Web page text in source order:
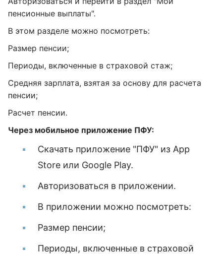
пенсионные выплаты".
В этом разделе можно посмотреть:
Размер пенсии;
Периоды, включенные в страховой стаж;
Средняя зарплата, взятая за основу для расчета
пенсии;
Расчет пенсии.
Через мобильное приложение ПФУ:
Скачать приложение "ПФУ" из App
Store или Google Play.
Авторизоваться в приложении.
В приложении можно посмотреть:
Размер пенсии;
Периоды, включенные в страховой